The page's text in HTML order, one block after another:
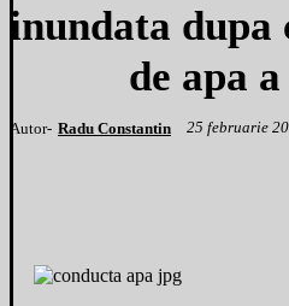
inundata dupa
de apa
Autor- Radu Constantin 25 februarie